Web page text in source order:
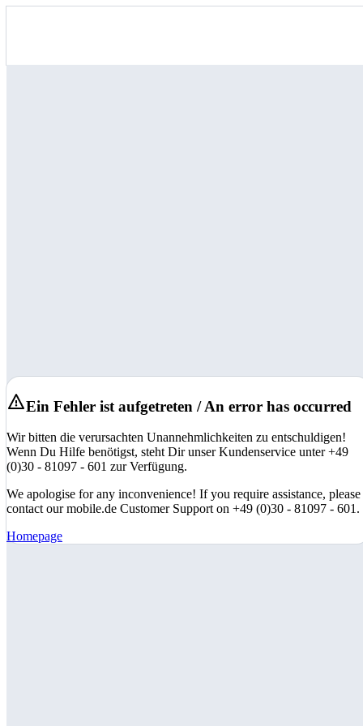
Ein Fehler ist aufgetreten / An error has occurred
Wir bitten die verursachten Unannehmlichkeiten zu entschuldigen!
Wenn Du Hilfe benötigst, steht Dir unser Kundenservice unter +49
(0)30 - 81097 - 601 zur Verfügung.
We apologise for any inconvenience! If you require assistance, please
contact our mobile.de Customer Support on +49 (0)30 - 81097 - 601.
Homepage